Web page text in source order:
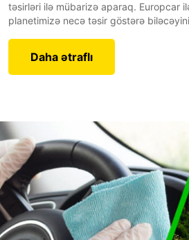
təsirləri ilə mübarizə aparaq. Europcar
planetimizə necə təsir göstərə
Daha ətraflı